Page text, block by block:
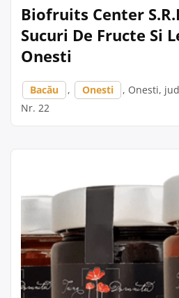
Biofruits Center
Sucuri De Fructe Si
Onesti
Bacău , Onesti
, Onesti,
Nr. 22